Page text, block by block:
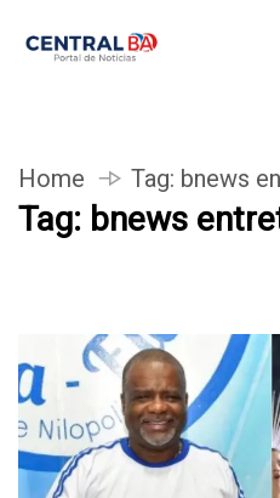
Home Tag: bnews
Tag: bnews